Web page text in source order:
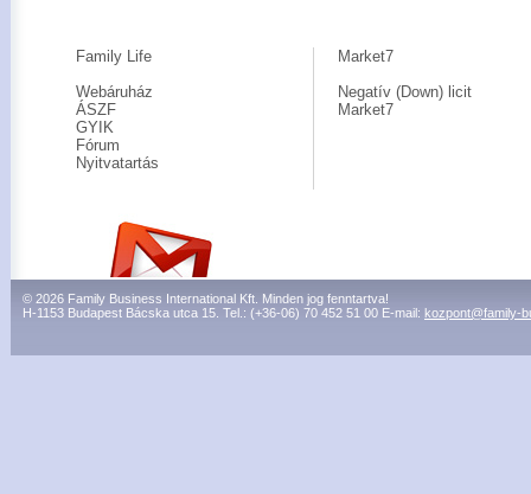
Family Life
Webáruház
ÁSZF
GYIK
Fórum
Nyitvatartás
Market7
Negatív (Down) licit
Market7
© 2026 Family Business International Kft. Minden jog fenntartva!
H-1153 Budapest Bácska utca 15. Tel.: (+36-06) 70 452 51 00 E-mail: kozpont@family-